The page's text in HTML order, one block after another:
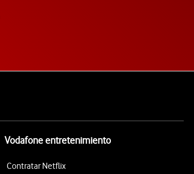
Vodafone entretenimiento
Contratar Netflix